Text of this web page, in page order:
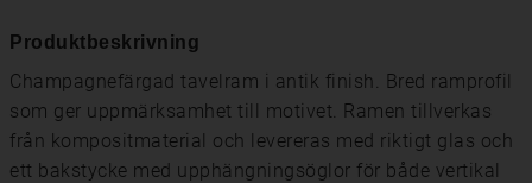
Produktbeskrivning
Champagnefärgad tavelram i antik finish. Bred ramprofil
som ger uppmärksamhet till motivet. Ramen tillverkas
från kompositmaterial och levereras med riktigt glas och
ett bakstycke med upphängningsöglor för både vertikal